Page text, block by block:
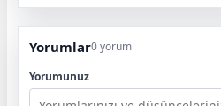
Yorumlar0 yorum
Yorumunuz